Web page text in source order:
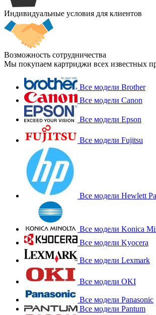
Индивидуальные условия для клиентов
Возможность сотрудничества
Мы покупаем картриджи всех известных
Все модели Brother
Все модели Canon
Все модели Epson
Все модели Fujitsu
Все модели Hewlett
Все модели Konica
Все модели Kyocera
Все модели Lexmark
Все модели OKI
Все модели Panasonic
Все модели Pantum